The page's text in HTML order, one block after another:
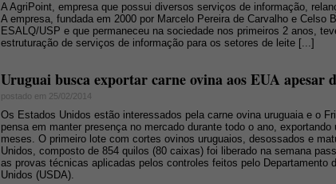
A AgriPoint, empresa que possui diversos serviços de informação,
A empresa, fundada em 2000 por Marcelo Pereira de Carvalho e Celso
ESALQ/USP e que permaneceu na sociedade nos primeiros 2 anos,
estruturação de serviços de informação para os setores de leite [...]
Uruguai busca exportar carne ovina aos EUA apesar
postado em 25/02/2014
Os Estados Unidos estão interessados pela carne ovina uruguaia e o
pensa em manter presença no mercado durante todo o ano,
meses. O primeiro lote com cortes ovinos uruguaios, desossados e
Unidos, composto de 854 quilos (80 caixas) foi liberado na semana
as provas técnicas aplicadas pelos controles feitos pelo Departamento
Unidos (USDA).